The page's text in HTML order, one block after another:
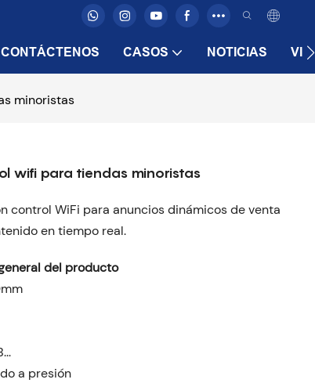
CONTÁCTENOS CASOS NOTICIAS
minoristas
wifi para tiendas minoristas
control WiFi para anuncios dinámicos de venta
en tiempo real.
del producto
a presión